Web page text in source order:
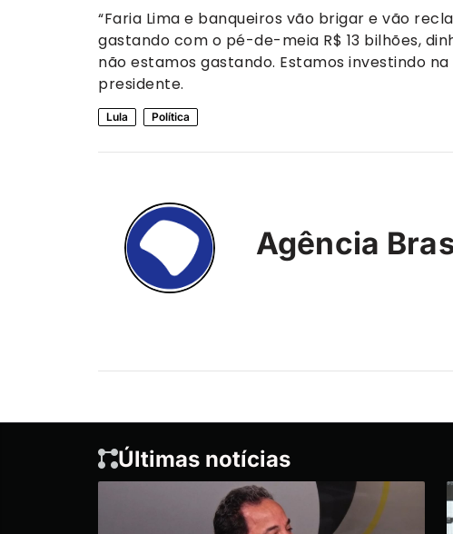
“Faria Lima e banqueiros vão brigar e vão
gastando com o pé-de-meia R$ 13 bilhões,
não estamos gastando. Estamos investindo
presidente.
Lula Política
Agência
Últimas notícias